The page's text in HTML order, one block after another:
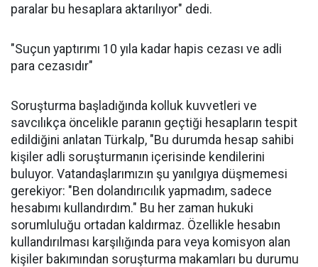
paralar bu hesaplara aktarılıyor" dedi.
"Suçun yaptırımı 10 yıla kadar hapis cezası ve adli
para cezasıdır"
Soruşturma başladığında kolluk kuvvetleri ve
savcılıkça öncelikle paranın geçtiği hesapların tespit
edildiğini anlatan Türkalp, "Bu durumda hesap sahibi
kişiler adli soruşturmanın içerisinde kendilerini
buluyor. Vatandaşlarımızın şu yanılgıya düşmemesi
gerekiyor: "Ben dolandırıcılık yapmadım, sadece
hesabımı kullandırdım." Bu her zaman hukuki
sorumluluğu ortadan kaldırmaz. Özellikle hesabın
kullandırılması karşılığında para veya komisyon alan
kişiler bakımından soruşturma makamları bu durumu